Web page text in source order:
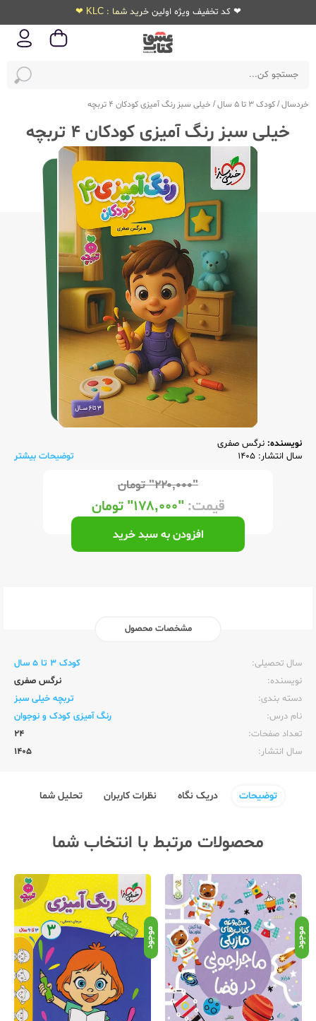
❤ کد تخفیف ویژه اولین خرید شما : KLC ❤
خردسال/کودک 3 تا 5 سال / خیلی سبز رنگ آمیزی کودکان 4 تربچه
خیلی سبز رنگ آمیزی کودکان 4 تربچه
نویسنده: نرگس صفری
سال انتشار: 1405
توضیحات بیشتر
"۲۲۰,۰۰۰" تومان
قیمت:"۱۷۸,۰۰۰" تومان
افزودن به سبد خرید
مشخصات محصول
سال تحصیلی:‌
کودک 3 تا 5 سال
نویسنده:‌
نرگس صفری
دسته بندی:
تربچه خیلی سبز
نام درس:
رنگ آمیزی کودک و نوجوان
تعداد صفحات:‌
24
سال انتشار:‌
1405
توضیحات دریک نگاه نظرات کاربران تحلیل شما
محصولات مرتبط با انتخاب شما
موجود موجود